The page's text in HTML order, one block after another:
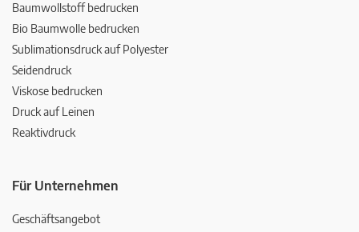
Baumwollstoff bedrucken
Bio Baumwolle bedrucken
Sublimationsdruck auf Polyester
Seidendruck
Viskose bedrucken
Druck auf Leinen
Reaktivdruck
Für Unternehmen
Geschäftsangebot